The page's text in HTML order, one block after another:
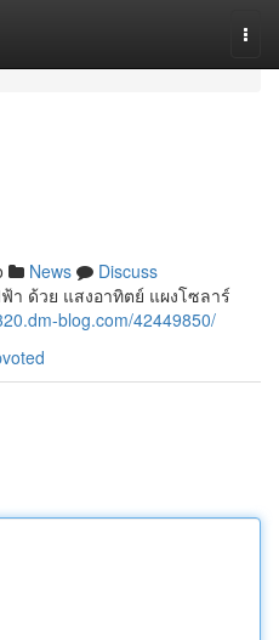
News
Discuss
า ด้วย แสงอาทิตย์ แผงโซลาร์
blog.com/42449850/